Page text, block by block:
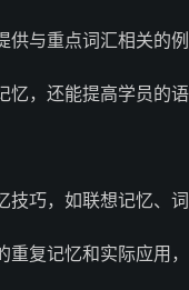
供与重点词汇相关的
，还能提高学员的语
巧，如联想记忆、
复记忆和实际应用，